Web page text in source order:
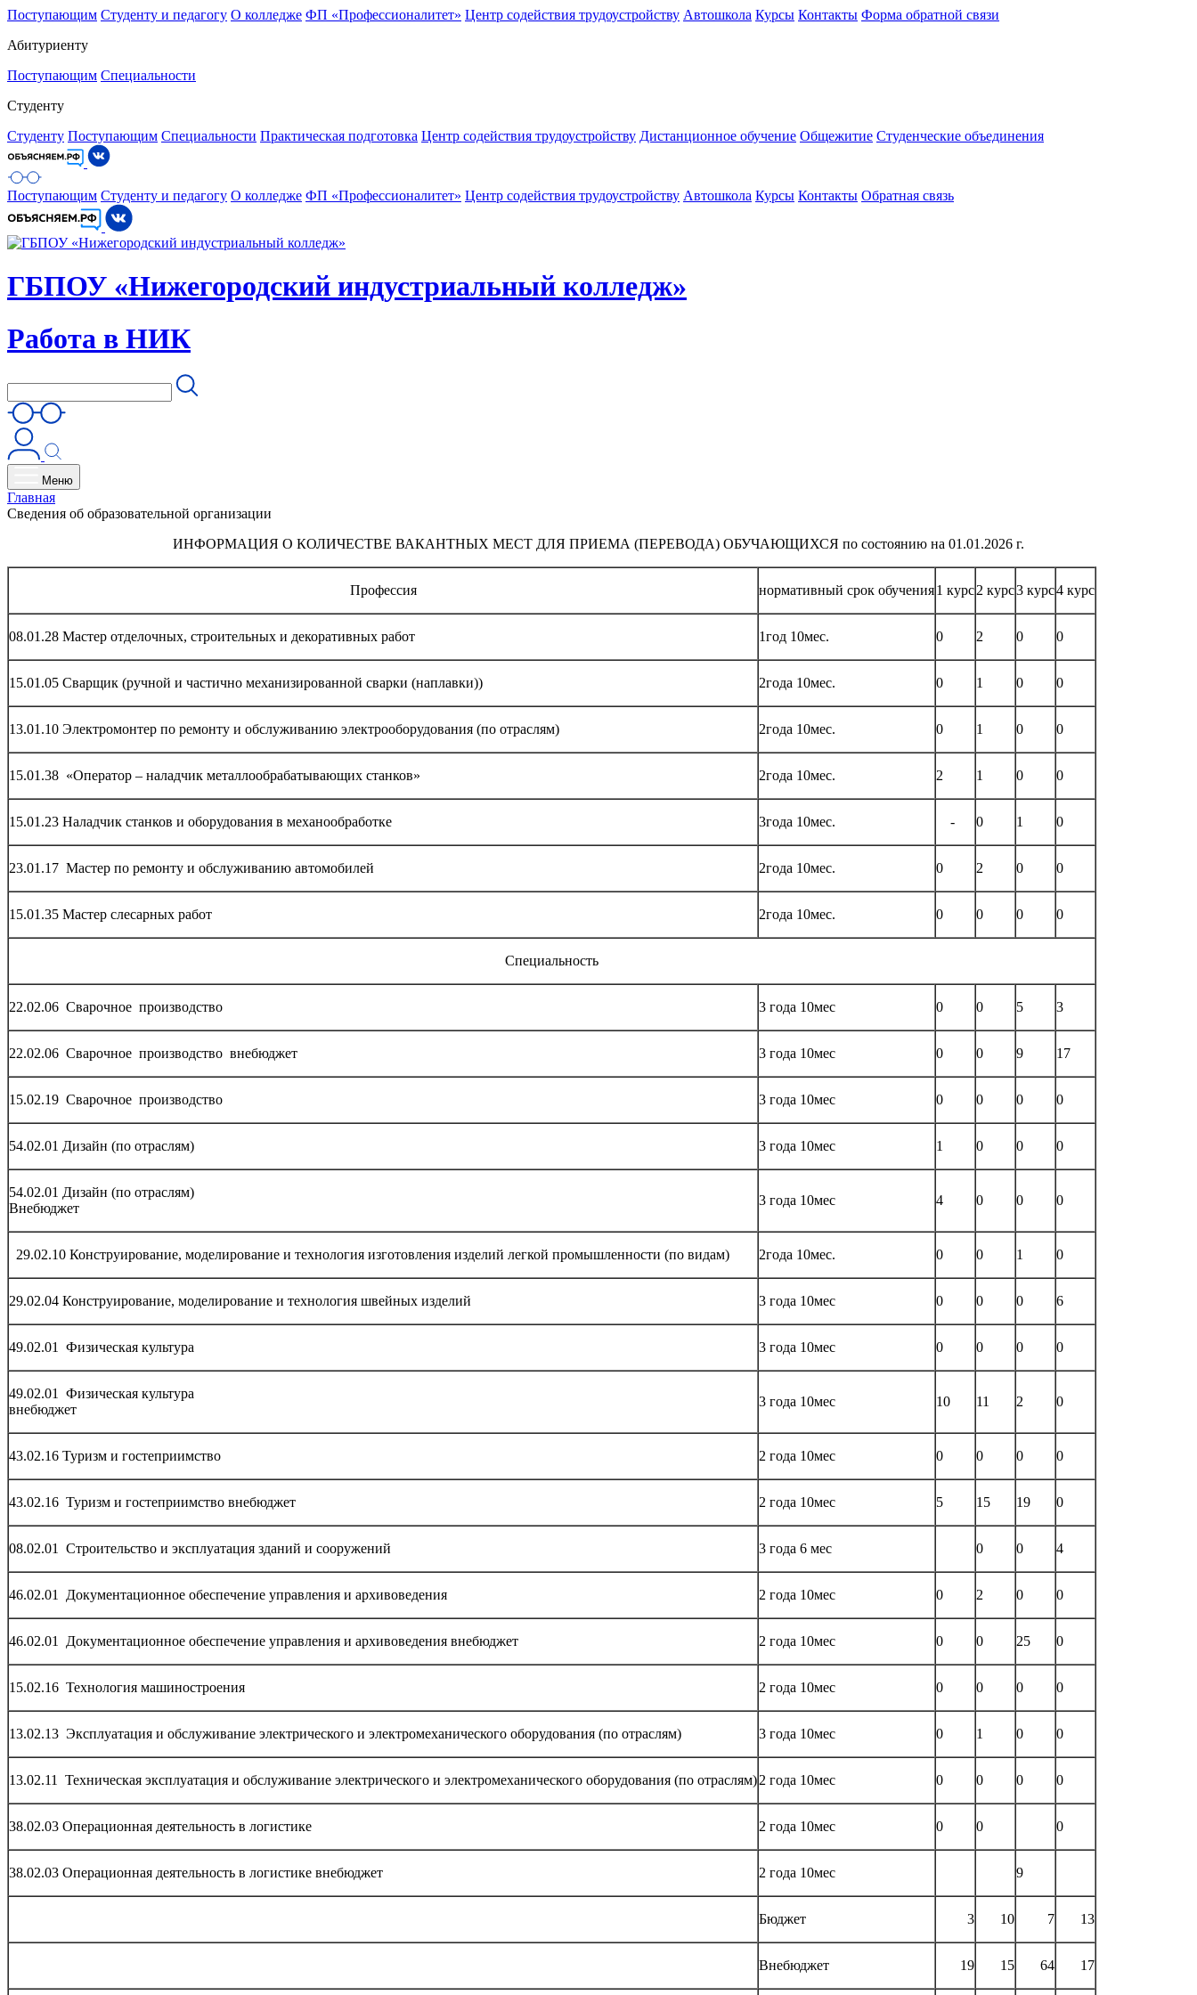
Поступающим Студенту и педагогу О колледже ФП «Профессионалитет» Центр содействия трудоустройству Автошкола Курсы Контакты Форма обратной связи
Абитуриенту
Поступающим Специальности
Студенту
Студенту Поступающим Специальности Практическая подготовка Центр содействия трудоустройству Дистанционное обучение Общежитие Студенческие объединения
Поступающим Студенту и педагогу О колледже ФП «Профессионалитет» Центр содействия трудоустройству Автошкола Курсы Контакты Обратная связь
ГБПОУ «Нижегородский индустриальный колледж»
Работа в НИК
Меню
Главная
Сведения об образовательной организации
ИНФОРМАЦИЯ О КОЛИЧЕСТВЕ ВАКАНТНЫХ МЕСТ ДЛЯ ПРИЕМА (ПЕРЕВОДА) ОБУЧАЮЩИХСЯ по состоянию на 01.01.2026 г.
Профессия нормативный срок обучения1 курс2 курс3 курс4 курс
08.01.28 Мастер отделочных, строительных и декоративных работ 1год 10мес. 0 2 0 0
15.01.05 Сварщик (ручной и частично механизированной сварки (наплавки)) 2года 10мес. 0 1 0 0
13.01.10 Электромонтер по ремонту и обслуживанию электрооборудования (по отраслям) 2года 10мес. 0 1 0 0
15.01.38 «Оператор – наладчик металлообрабатывающих станков» 2года 10мес. 2 1 0 0
15.01.23 Наладчик станков и оборудования в механообработке 3года 10мес. - 0 1 0
23.01.17 Мастер по ремонту и обслуживанию автомобилей 2года 10мес. 0 2 0 0
15.01.35 Мастер слесарных работ 2года 10мес. 0 0 0 0
Специальность
22.02.06 Сварочное производство 3 года 10мес 0 0 5 3
22.02.06 Сварочное производство внебюджет 3 года 10мес 0 0 9 17
15.02.19 Сварочное производство 3 года 10мес 0 0 0 0
54.02.01 Дизайн (по отраслям) 3 года 10мес 1 0 0 0
54.02.01 Дизайн (по отраслям)
Внебюджет
3 года 10мес 4 0 0 0
29.02.10 Конструирование, моделирование и технология изготовления изделий легкой промышленности (по видам) 2года 10мес. 0 0 1 0
29.02.04 Конструирование, моделирование и технология швейных изделий 3 года 10мес 0 0 0 6
49.02.01 Физическая культура 3 года 10мес 0 0 0 0
49.02.01 Физическая культура
внебюджет
3 года 10мес 10 11 2 0
43.02.16 Туризм и гостеприимство 2 года 10мес 0 0 0 0
43.02.16 Туризм и гостеприимство внебюджет 2 года 10мес 5 15 19 0
08.02.01 Строительство и эксплуатация зданий и сооружений 3 года 6 мес 0 0 4
46.02.01 Документационное обеспечение управления и архивоведения 2 года 10мес 0 2 0 0
46.02.01 Документационное обеспечение управления и архивоведения внебюджет 2 года 10мес 0 0 25 0
15.02.16 Технология машиностроения 2 года 10мес 0 0 0 0
13.02.13 Эксплуатация и обслуживание электрического и электромеханического оборудования (по отраслям) 3 года 10мес 0 1 0 0
13.02.11 Техническая эксплуатация и обслуживание электрического и электромеханического оборудования (по отраслям)2 года 10мес 0 0 0 0
38.02.03 Операционная деятельность в логистике 2 года 10мес 0 0 0
38.02.03 Операционная деятельность в логистике внебюджет 2 года 10мес 9
Бюджет 3 10 7 13
Внебюджет 19 15 64 17